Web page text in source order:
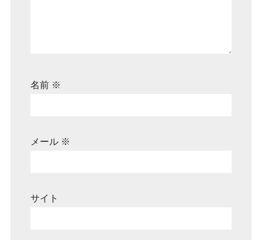
名前 ※
メール ※
サイト